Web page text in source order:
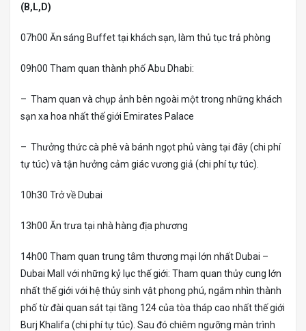
(B,L,D)
07h00 Ăn sáng Buffet tại khách sạn, làm thủ tục trả phòng
09h00 Tham quan thành phố Abu Dhabi:
– Tham quan và chụp ảnh bên ngoài một trong những khách
sạn xa hoa nhất thế giới Emirates Palace
– Thưởng thức cà phê và bánh ngọt phủ vàng tại đây (chi phí
tự túc) và tận hưởng cảm giác vương giả (chi phí tự túc).
10h30 Trở về Dubai
13h00 Ăn trưa tại nhà hàng địa phương
14h00 Tham quan trung tâm thương mại lớn nhất Dubai –
Dubai Mall với những kỷ lục thế giới: Tham quan thủy cung lớn
nhất thế giới với hệ thủy sinh vật phong phú, ngắm nhìn thành
phố từ đài quan sát tại tầng 124 của tòa tháp cao nhất thế giới
Burj Khalifa (chi phí tự túc). Sau đó chiêm ngưỡng màn trình